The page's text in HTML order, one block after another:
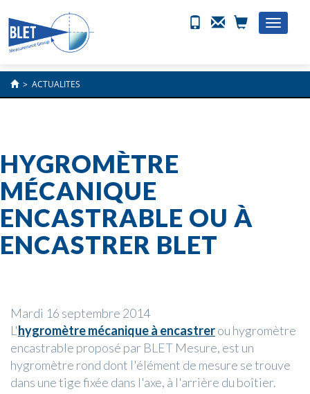
Toggle
> ACTUALITES
HYGROMÈTRE
MÉCANIQUE
ENCASTRABLE OU À
ENCASTRER BLET
Mardi 16 septembre 2014
L'hygromètremécanique à encastrerou hygromètre
encastrable proposé par BLET Mesure, est un
hygromètre rond dont l'élément de mesure se trouve
dans une tige fixée dans l'axe, à l'arrière du boîtier.